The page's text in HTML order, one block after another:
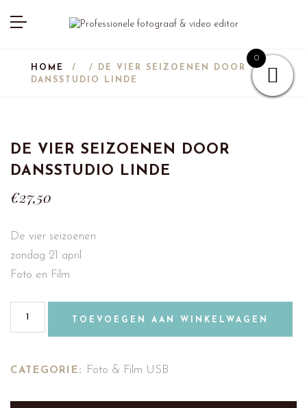
HOME /
/ DE VIER SEIZOENEN DOOR
DANSSTUDIO LINDE
DE VIER SEIZOENEN DOOR
DANSSTUDIO LINDE
€27,50
De vier seizoenen
zondag 21 april
Foto en Film
TOEVOEGEN AAN WINKELWAGEN
CATEGORIE: Foto & Film USB
0